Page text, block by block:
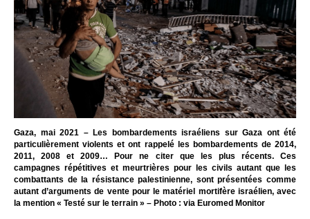
Gaza, mai 2021 – Les bombardements israéliens sur Gaza ont été
particulièrement violents et ont rappelé les bombardements de 2014,
2011, 2008 et 2009… Pour ne citer que les plus récents. Ces
campagnes répétitives et meurtrières pour les civils autant que les
combattants de la résistance palestinienne, sont présentées comme
autant d’arguments de vente pour le matériel mortifère israélien, avec
la mention « Testé sur le terrain » – Photo : via Euromed Monitor